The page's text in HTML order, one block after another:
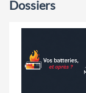
Dossiers